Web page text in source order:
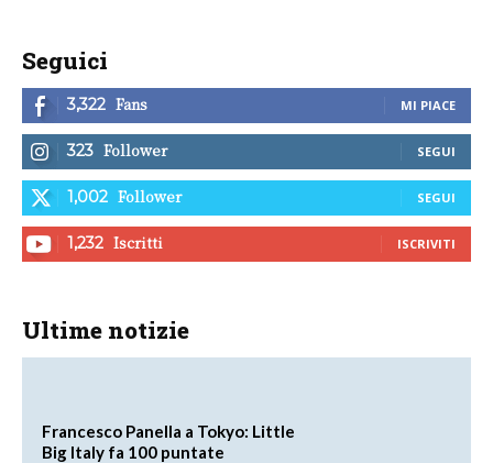
Seguici
3,322 Fans MI PIACE
323 Follower SEGUI
1,002 Follower SEGUI
1,232 Iscritti ISCRIVITI
Ultime notizie
Francesco Panella a Tokyo: Little
Big Italy fa 100 puntate